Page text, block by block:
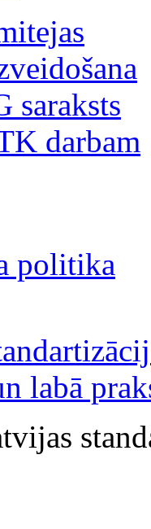
saraksts
darbam
politika
labā